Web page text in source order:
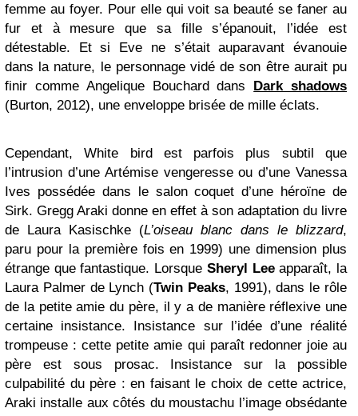
femme au foyer. Pour elle qui voit sa beauté se faner au
fur et à mesure que sa fille s’épanouit, l’idée est
détestable. Et si Eve ne s’était auparavant évanouie
dans la nature, le personnage vidé de son être aurait pu
finir comme Angelique Bouchard dans Dark shadows
(Burton, 2012), une enveloppe brisée de mille éclats.
Cependant, White bird est parfois plus subtil que
l’intrusion d’une Artémise vengeresse ou d’une Vanessa
Ives possédée dans le salon coquet d’une héroïne de
Sirk. Gregg Araki donne en effet à son adaptation du livre
de Laura Kasischke (L’oiseau blanc dans le blizzard,
paru pour la première fois en 1999) une dimension plus
étrange que fantastique. Lorsque Sheryl Leeapparaît, la
Laura Palmer de Lynch (Twin Peaks, 1991), dans le rôle
de la petite amie du père, il y a de manière réflexive une
certaine insistance. Insistance sur l’idée d’une réalité
trompeuse : cette petite amie qui paraît redonner joie au
père est sous prosac. Insistance sur la possible
culpabilité du père : en faisant le choix de cette actrice,
Araki installe aux côtés du moustachu l’image obsédante